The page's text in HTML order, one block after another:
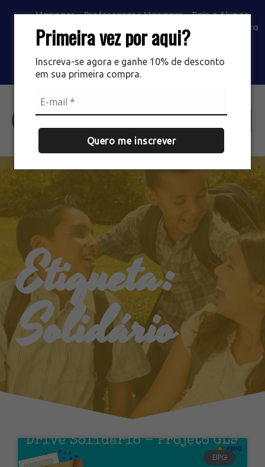
Primeira vez por aqui?
Inscreva-se agora e ganhe 10% de desconto
em sua primeira compra.
Quero me inscrever
Manager - Professores
Manager - Pais e Alunos
Portal SAS
Classroom
Trabalhe Conosco
Loja EIPG
Loja Mário Simões
Etiqueta:
Solidário
EIPG